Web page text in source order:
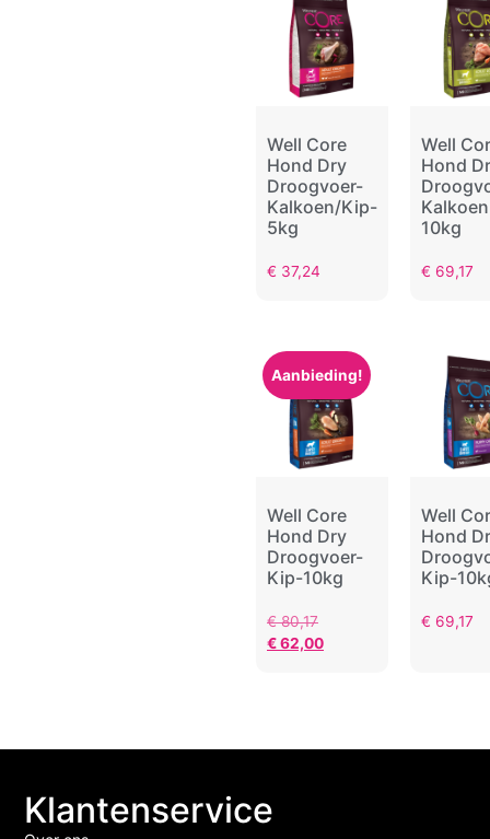
Well Core
Hond Dry
Droogvoer-
Kalkoen/Kip-
5kg
€ 37,24
Well
Hond
10kg
€ 69,17
Aanbieding!
Well Core
Hond Dry
Droogvoer-
Kip-10kg
€80,17
€62,00
Well
Hond
Kip-
€ 69,17
Klantenservice